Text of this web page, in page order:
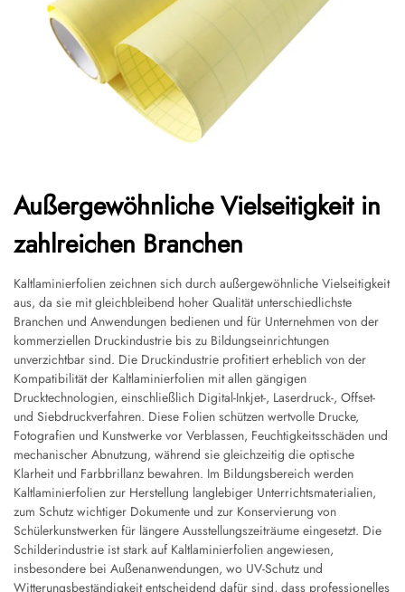
Außergewöhnliche Vielseitigkeit in
zahlreichen Branchen
Kaltlaminierfolien zeichnen sich durch außergewöhnliche Vielseitigkeit
aus, da sie mit gleichbleibend hoher Qualität unterschiedlichste
Branchen und Anwendungen bedienen und für Unternehmen von der
kommerziellen Druckindustrie bis zu Bildungseinrichtungen
unverzichtbar sind. Die Druckindustrie profitiert erheblich von der
Kompatibilität der Kaltlaminierfolien mit allen gängigen
Drucktechnologien, einschließlich Digital-Inkjet-, Laserdruck-, Offset-
und Siebdruckverfahren. Diese Folien schützen wertvolle Drucke,
Fotografien und Kunstwerke vor Verblassen, Feuchtigkeitsschäden und
mechanischer Abnutzung, während sie gleichzeitig die optische
Klarheit und Farbbrillanz bewahren. Im Bildungsbereich werden
Kaltlaminierfolien zur Herstellung langlebiger Unterrichtsmaterialien,
zum Schutz wichtiger Dokumente und zur Konservierung von
Schülerkunstwerken für längere Ausstellungszeiträume eingesetzt. Die
Schilderindustrie ist stark auf Kaltlaminierfolien angewiesen,
insbesondere bei Außenanwendungen, wo UV-Schutz und
Witterungsbeständigkeit entscheidend dafür sind, dass professionelles